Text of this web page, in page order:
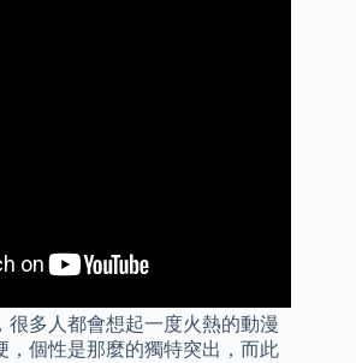
很多人都會想起一度火熱的動漫
，個性是那麼的獨特突出，而此